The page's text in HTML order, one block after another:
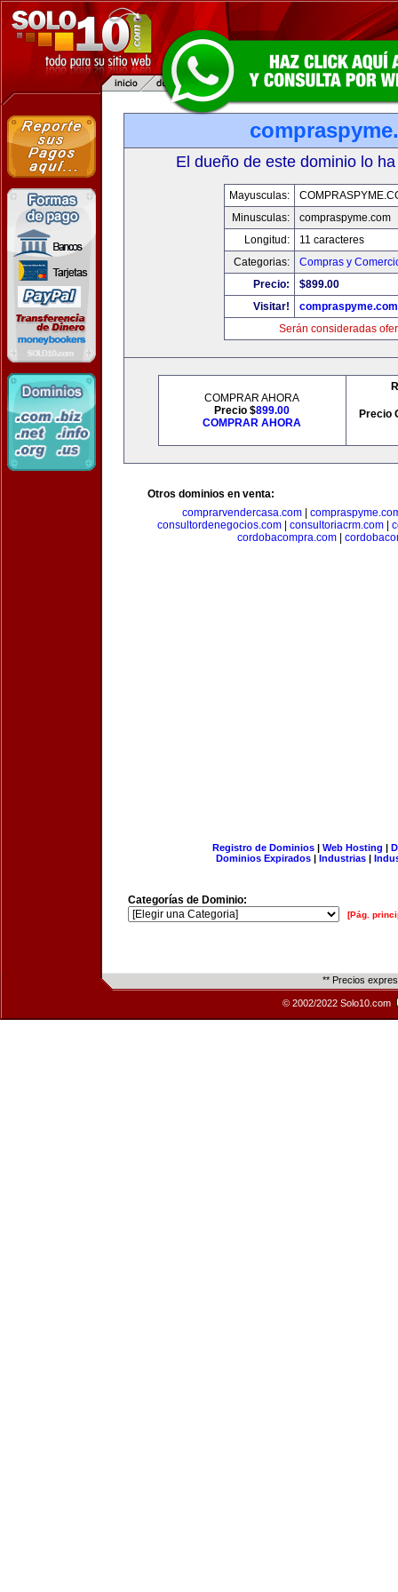
El dueño de este dominio lo
Mayusculas:
Minusculas:
compraspyme.com
Longitud:
11 caracteres
Categorias:
Compras y
Precio:
$899.00
Visitar!
compraspyme.com
Serán consideradas
COMPRAR AHORA
Precio $899.00
COMPRAR AHORA
Precio
Otros dominios en venta:
comprarvendercasa.com|
consultordenegocios.com| consultoriacrm.com|
cordobacompra.com|
Registro de Dominios| Web Hosting |
Dominios Expirados | Industrias |
Categorías de Dominio:
[Pág.
** Precios
© 2002/2022 Solo10.com